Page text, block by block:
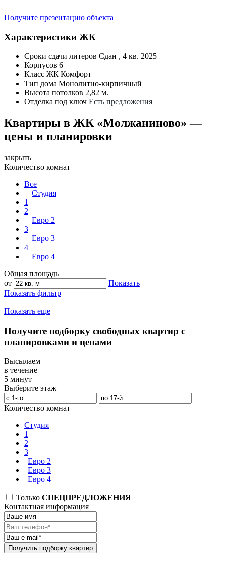
Получите презентацию объекта
Характеристики ЖК
Сроки сдачи литеров Сдан , 4 кв. 2025
Корпусов 6
Класс ЖК Комфорт
Тип дома Монолитно-кирпичный
Высота потолков 2,82 м.
Отделка под ключ Есть предложения
Квартиры в ЖК «Молжаниново» —
цены и планировки
закрыть
Количество комнат
Все
Студия
1
2
Евро 2
3
Евро 3
4
Евро 4
Общая площадь
от
Показать
Показать фильтр
Показать еще
Получите подборку свободных квартир с
планировками и ценами
Высылаем
в течение
5 минут
Выберите этаж
Количество комнат
Студия
1
2
3
Евро 2
Евро 3
Евро 4
Только СПЕЦПРЕДЛОЖЕНИЯ
Контактная информация
Получить подборку квартир